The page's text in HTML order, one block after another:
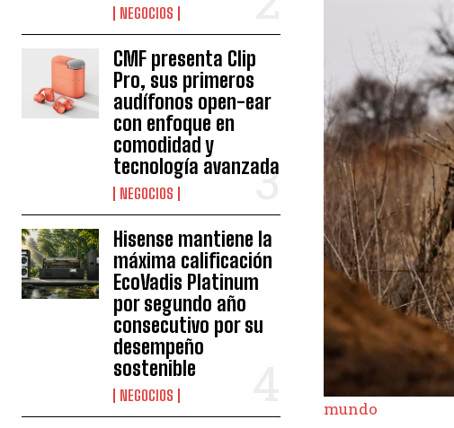
NEGOCIOS
CMF presenta Clip
Pro, sus primeros
audífonos open-ear
con enfoque en
comodidad y
tecnología avanzada
NEGOCIOS
Hisense mantiene la
máxima calificación
EcoVadis Platinum
por segundo año
consecutivo por su
desempeño
sostenible
NEGOCIOS
mundo